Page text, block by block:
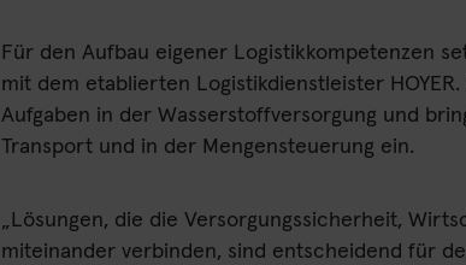
Für den Aufbau eigener Logistikkompetenzen
mit dem etablierten Logistikdienstleister
Aufgaben in der Wasserstoffversorgung und
Transport und in der Mengensteuerung ein.
„Lösungen, die die Versorgungssicherheit,
miteinander verbinden, sind entscheidend für